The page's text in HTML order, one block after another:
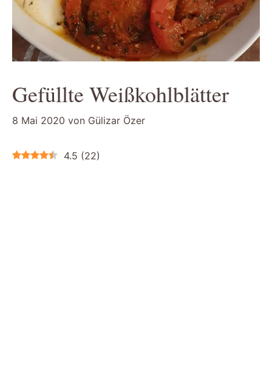
Gefüllte Weißkohlblätter
8 Mai 2020 von Gülizar Özer
4.5 (22)